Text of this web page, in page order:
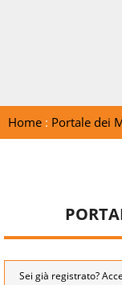
Home: Portale dei
Sei già registrato?